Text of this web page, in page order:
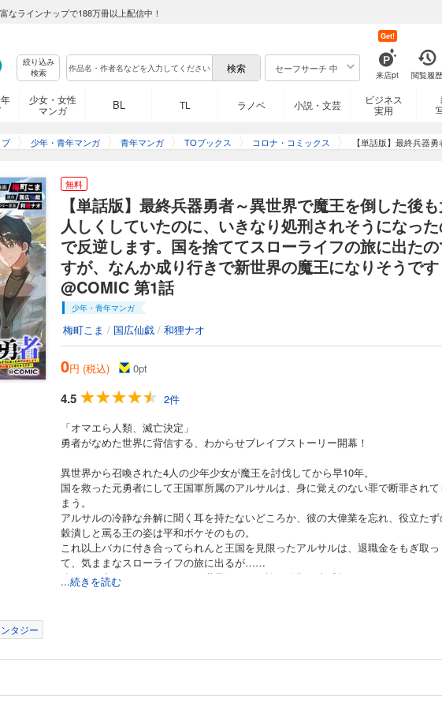
なラインナップで188万冊以上配信中！
絞り込み
検索
セーフサーチ 中
来店pt
Get!
閲覧履歴
少女・女性
マンガ
BL TL ラノベ 小説・文芸
ビジネス
実用
少年・青年マンガ 青年マンガ TOブックス コロナ・コミックス
【単話版】最終兵器
無料
【単話版】最終兵器勇者～異世界で魔王を倒した後
人しくしていたのに、いきなり処刑されそうになっ
で反逆します。国を捨ててスローライフの旅に出た
すが、なんか成り行きで新世界の魔王になりそうで
@COMIC 第1話
少年・青年マンガ
梅町こま / 国広仙戯 / 和狸ナオ
0円 (税込) 0pt
4.5
2件
「オマエら人類、滅亡決定」
勇者がなめた世界に背信する、わからせブレイブストーリー開幕！
異世界から召喚された4人の少年少女が魔王を討伐してから早10年。
国を救った元勇者にして王国軍所属のアルサルは、身に覚えのない罪で断罪され
まう。
アルサルの冷静な弁解に聞く耳を持たないどころか、彼の大偉業を忘れ、役立た
穀潰しと罵る王の姿は平和ボケそのもの。
これ以上バカに付き合ってられんと王国を見限ったアルサルは、退職金をもぎ取っ
て、気ままなスローライフの旅に出るが……
強すぎる力のせいで、すっかり世界征服を目論む人類の脅威扱いされてしまう!?
「オマエら滅亡決定」
...続きを読む
タジー